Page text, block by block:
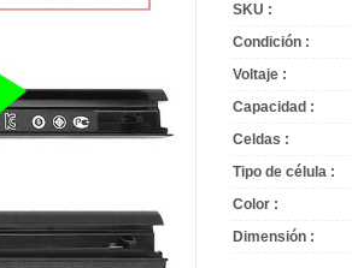
SKU :
Condición :
Voltaje :
Capacidad :
Celdas :
Tipo de célula :
Color :
Dimensión :